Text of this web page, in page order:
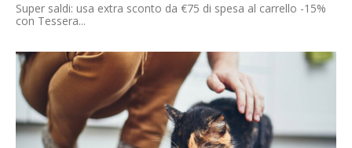
Super saldi: usa extra sconto da €75 di spesa al carrello -15%
con Tessera...